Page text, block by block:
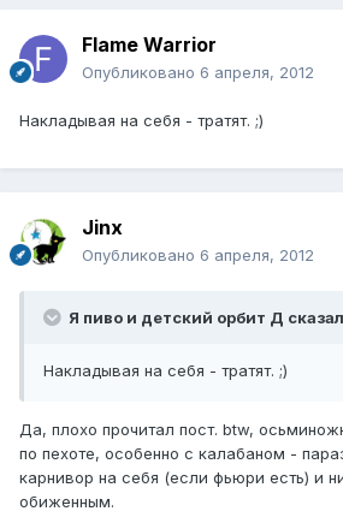
Flame Warrior
Опубликовано 6 апреля, 2012
Накладывая на себя - тратят. ;)
Jinx
Опубликовано 6 апреля, 2012
Я пиво и детский орбит Д
Накладывая на себя - тратят. ;)
Да, плохо прочитал пост. btw,
по пехоте, особенно с калабаном -
карнивор на себя (если фьюри есть) и
обиженным.